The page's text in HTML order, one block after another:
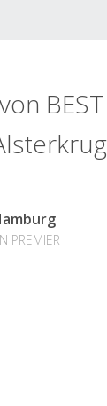
BEST
PREMIER